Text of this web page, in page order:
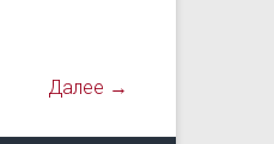
Далее →